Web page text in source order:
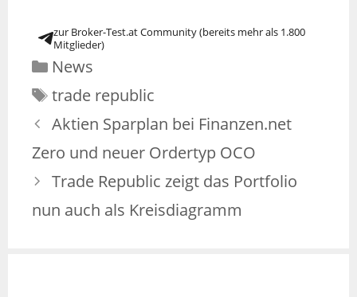
zur Broker-Test.at Community (bereits mehr als 1.800
Mitglieder)
News
trade republic
Aktien Sparplan bei Finanzen.net
Zero und neuer Ordertyp OCO
Trade Republic zeigt das Portfolio
nun auch als Kreisdiagramm